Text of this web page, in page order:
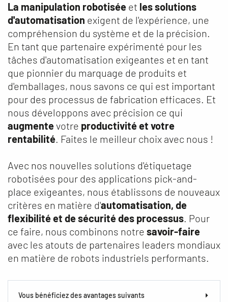
La manipulation robotisée et les solutions
d'automatisation exigent de l'expérience, une
compréhension du système et de la précision.
En tant que partenaire expérimenté pour les
tâches d'automatisation exigeantes et en tant
que pionnier du marquage de produits et
d'emballages, nous savons ce qui est important
pour des processus de fabrication efficaces. Et
nous développons avec précision ce qui
augmentevotre productivité et votre
rentabilité. Faites le meilleur choix avec nous !
Avec nos nouvelles solutions d'étiquetage
robotisées pour des applications pick-and-
place exigeantes, nous établissons de nouveaux
critères en matière d'automatisation, de
flexibilité et de sécurité des processus. Pour
ce faire, nous combinons notre savoir-faire
avec les atouts de partenaires leaders mondiaux
en matière de robots industriels performants.
Vous bénéficiez des avantages suivants